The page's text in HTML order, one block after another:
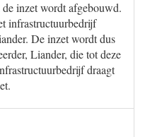
inzet wordt afgebouwd.
infrastructuurbedrijf
De inzet wordt dus
Liander, die tot deze
draagt